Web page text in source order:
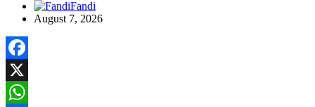
Fandi
August 7, 2026
Facebook
X